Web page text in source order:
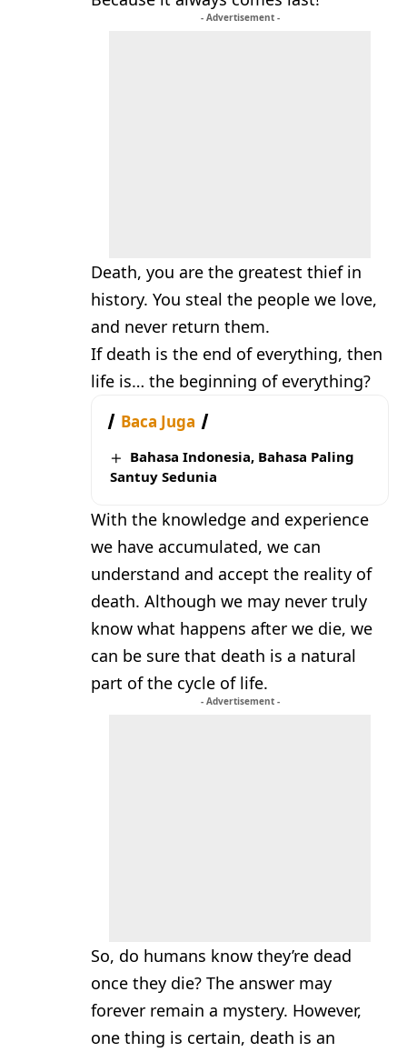
- Advertisement -
Death, you are the greatest thief in
history. You steal the people we love,
and never return them.
If death is the end of everything, then
life is… the beginning of everything?
Baca Juga
Bahasa Indonesia, Bahasa Paling
Santuy Sedunia
With the knowledge and experience
we have accumulated, we can
understand and accept the reality of
death. Although we may never truly
know what happens after we die, we
can be sure that death is a natural
part of the cycle of life.
- Advertisement -
So, do humans know they’re dead
once they die? The answer may
forever remain a mystery. However,
one thing is certain, death is an